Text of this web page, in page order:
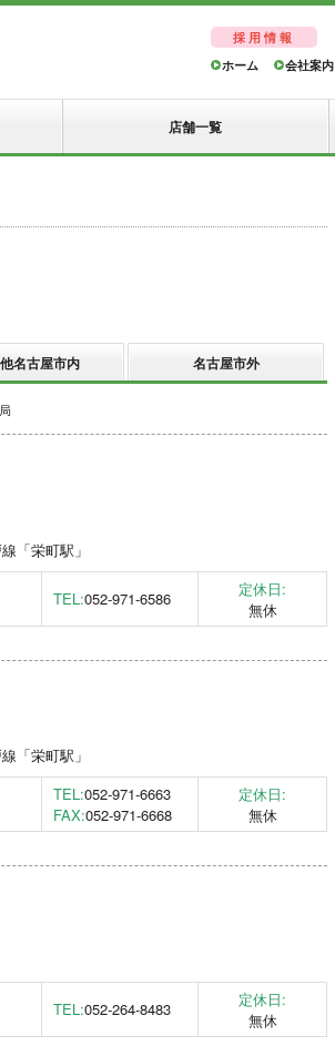
採用情報
ホーム
会社案内
店舗一覧
名古屋市内 名古屋市外
「栄町駅」
TEL:052-971-6586
定休日:
無休
「栄町駅」
TEL:052-971-6663
FAX:052-971-6668
定休日:
無休
TEL:052-264-8483
定休日:
無休